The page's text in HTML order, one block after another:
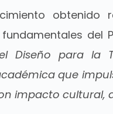
del
Diseño para la
que
impacto cultural,